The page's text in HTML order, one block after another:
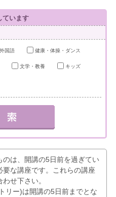
ています
外国語 健康・体操・ダンス
文学・教養 キッズ
のは、開講の5日前を過ぎてい
な講座です。これらの講座
せ下さい。
リー)は開講の5日前までとな